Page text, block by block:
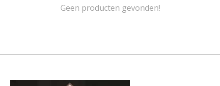
Geen producten gevonden!